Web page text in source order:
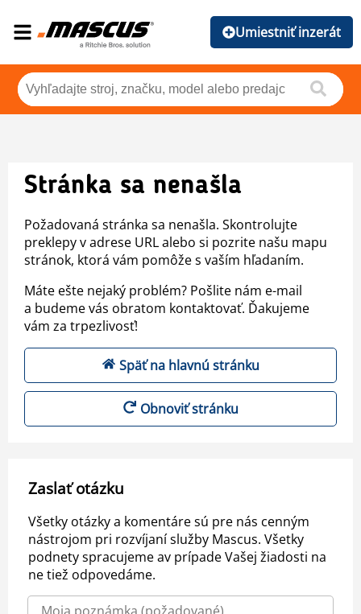
Umiestniť inzerát
Stránka sa nenašla
Požadovaná stránka sa nenašla. Skontrolujte
preklepy v adrese URL alebo si pozrite našu mapu
stránok, ktorá vám pomôže s vaším hľadaním.
Máte ešte nejaký problém? Pošlite nám e-mail
a budeme vás obratom kontaktovať. Ďakujeme
vám za trpezlivosť!
Späť na hlavnú stránku
Obnoviť stránku
Zaslať otázku
Všetky otázky a komentáre sú pre nás cenným
nástrojom pri rozvíjaní služby Mascus. Všetky
podnety spracujeme av prípade Vašej žiadosti na
ne tiež odpovedáme.